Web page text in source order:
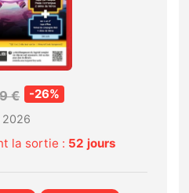
€ -26%
2026
la sortie : 52 jours